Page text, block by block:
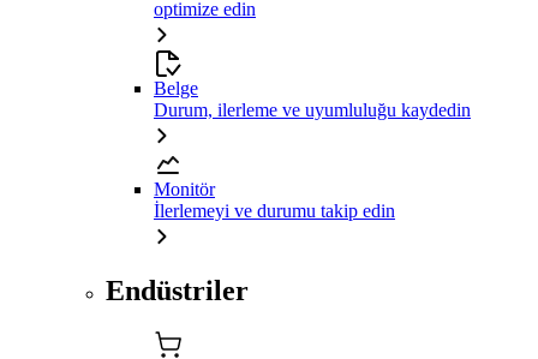
optimize edin
Belge
Durum, ilerleme ve uyumluluğu kaydedin
Monitör
İlerlemeyi ve durumu takip edin
Endüstriler